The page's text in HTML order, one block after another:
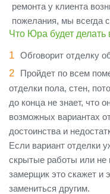
ремонта у клиента
пожелания, мы всегда
Что Юра будет делать
Обговорит отделку
Пройдет по всем
отделки пола, стен,
до конца не знает, что
возможных вариантах
достоинства и
Если вариант отделки
скрытые работы или не
замерщик это скажет и
замениться другим.